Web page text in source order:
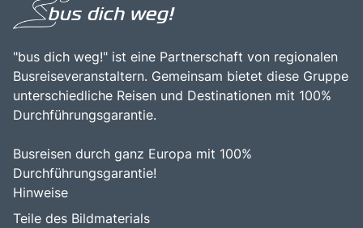
"bus dich weg!" ist eine Partnerschaft von regionalen
Busreiseveranstaltern. Gemeinsam bietet diese Gruppe
unterschiedliche Reisen und Destinationen mit 100%
Durchführungsgarantie.
Busreisen durch ganz Europa mit 100%
Durchführungsgarantie!
Hinweise
Teile des Bildmaterials